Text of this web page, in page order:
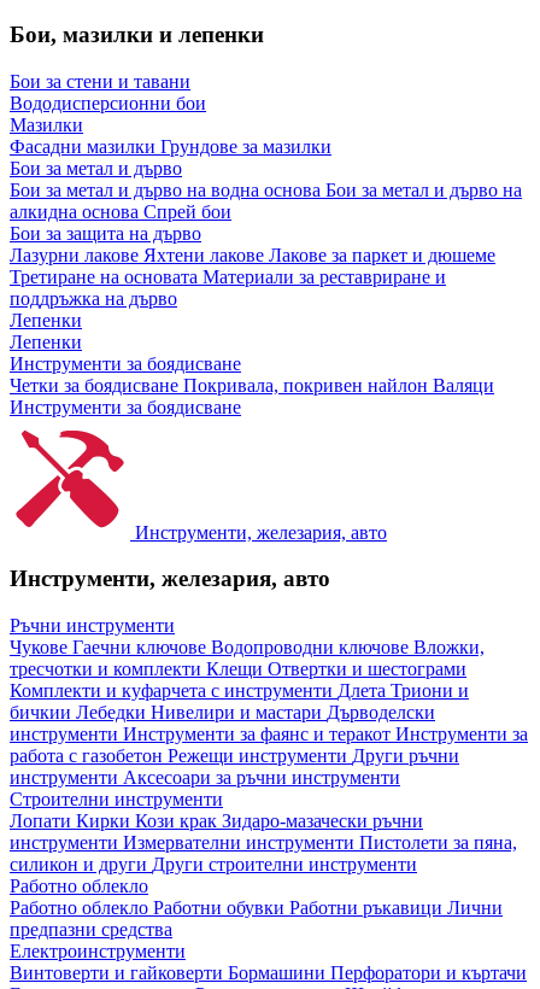
Бои, мазилки и лепенки
Бои за стени и тавани
Вододисперсионни бои
Мазилки
Фасадни мазилки Грундове за мазилки
Бои за метал и дърво
Бои за метал и дърво на водна основа Бои за метал и дърво на
алкидна основа Спрей бои
Бои за защита на дърво
Лазурни лакове Яхтени лакове Лакове за паркет и дюшеме
Третиране на основата Материали за реставриране и
поддръжка на дърво
Лепенки
Лепенки
Инструменти за боядисване
Четки за боядисване Покривала, покривен найлон Валяци
Инструменти за боядисване
Инструменти, железария, авто
Инструменти, железария, авто
Ръчни инструменти
Чукове Гаечни ключове Водопроводни ключове Вложки,
тресчотки и комплекти Клещи Отвертки и шестограми
Комплекти и куфарчета с инструменти Длета Триони и
бичкии Лебедки Нивелири и мастари Дърводелски
инструменти Инструменти за фаянс и теракот Инструменти за
работа с газобетон Режещи инструменти Други ръчни
инструменти Аксесоари за ръчни инструменти
Строителни инструменти
Лопати Кирки Кози крак Зидаро-мазачески ръчни
инструменти Измервателни инструменти Пистолети за пяна,
силикон и други Други строителни инструменти
Работно облекло
Работно облекло Работни обувки Работни ръкавици Лични
предпазни средства
Електроинструменти
Винтоверти и гайковерти Бормашини Перфоратори и къртачи